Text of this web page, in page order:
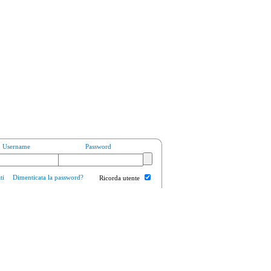
Username Password
Dimenticata la password? Ricorda utente